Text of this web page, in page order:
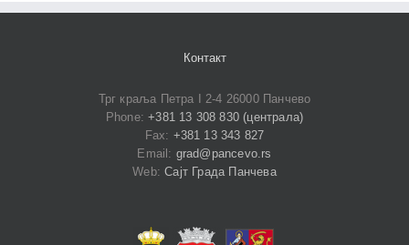
Контакт
Трг краља Петра I 2-4 26000 Панчево
Phone:+381 13 308 830 (централа)
Fax: +381 13 343 827
Email: grad@pancevo.rs
Web:Сајт Града Панчева